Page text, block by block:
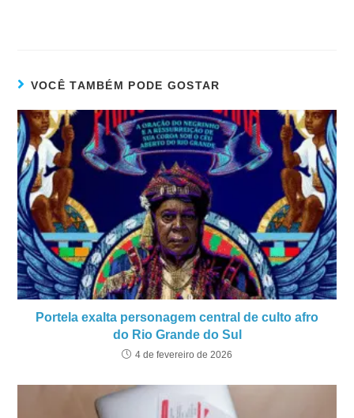
VOCÊ TAMBÉM PODE GOSTAR
Portela exalta personagem central de culto afro
do Rio Grande do Sul
4 de fevereiro de 2026